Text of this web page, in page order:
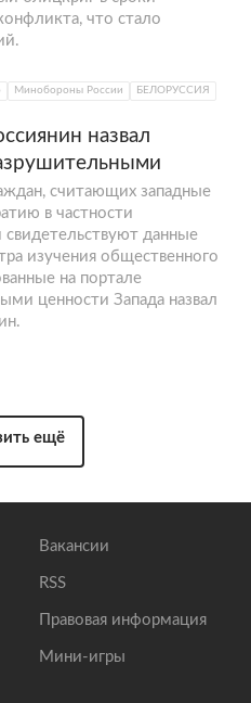
что стало
Минобороны России БЕЛОРУССИЯ
назвал
считающих западные
в частности
данные
изучения общественного
на портале
ценности Запада назвал
ещё
Вакансии
RSS
Правовая информация
Мини-игры